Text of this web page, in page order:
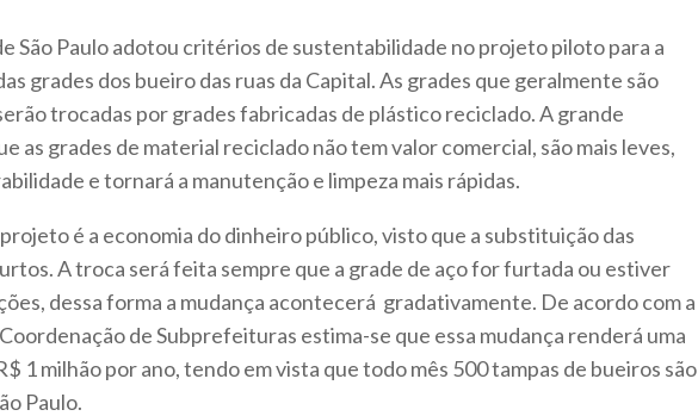
São Paulo adotou critérios de sustentabilidade no projeto piloto para a
grades dos bueiro das ruas da Capital. As grades que geralmente são
trocadas por grades fabricadas de plástico reciclado. A grande
as grades de material reciclado não tem valor comercial, são mais leves,
e tornará a manutenção e limpeza mais rápidas.
é a economia do dinheiro público, visto que a substituição das
A troca será feita sempre que a grade de aço for furtada ou estiver
dessa forma a mudança acontecerá gradativamente. De acordo com a
de Subprefeituras estima-se que essa mudança renderá uma
1 milhão por ano, tendo em vista que todo mês 500 tampas de bueiros são
Paulo.